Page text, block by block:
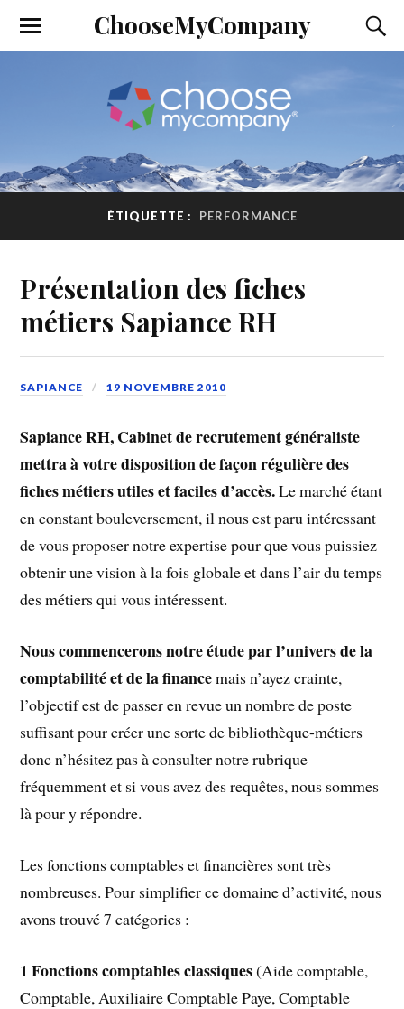
ChooseMyCompany
ÉTIQUETTE : PERFORMANCE
Présentation des fiches
métiers Sapiance RH
SAPIANCE 19 NOVEMBRE 2010
Sapiance RH, Cabinet de recrutement généraliste
mettra à votre disposition de façon régulière des
fiches métiers utiles et faciles d’accès.Le marché étant
en constant bouleversement, il nous est paru intéressant
de vous proposer notre expertise pour que vous puissiez
obtenir une vision à la fois globale et dans l’air du temps
des métiers qui vous intéressent.
Nous commencerons notre étude par l’univers de la
comptabilitéet de la financemais n’ayez crainte,
l’objectif est de passer en revue un nombre de poste
suffisant pour créer une sorte de bibliothèque-métiers
donc n’hésitez pas à consulter notre rubrique
fréquemment et si vous avez des requêtes, nous sommes
là pour y répondre.
Les fonctions comptables et financières sont très
nombreuses. Pour simplifier ce domaine d’activité, nous
avons trouvé 7 catégories :
1 Fonctions comptables classiques(Aide comptable,
Comptable, Auxiliaire Comptable Paye, Comptable